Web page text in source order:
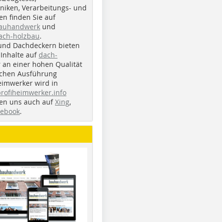
Verarbeitungs- und
finden Sie auf
und
holzbau.
Dachdeckern bieten
Inhalte auf dach-
an einer hohen Qualität
Ausführung
wird in
uns auch aufXing,
.